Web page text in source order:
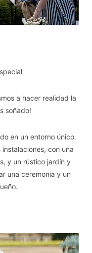
a hacer realidad la
soñado!
en un entorno único.
con una
y un rústico jardín y
una ceremonia y un